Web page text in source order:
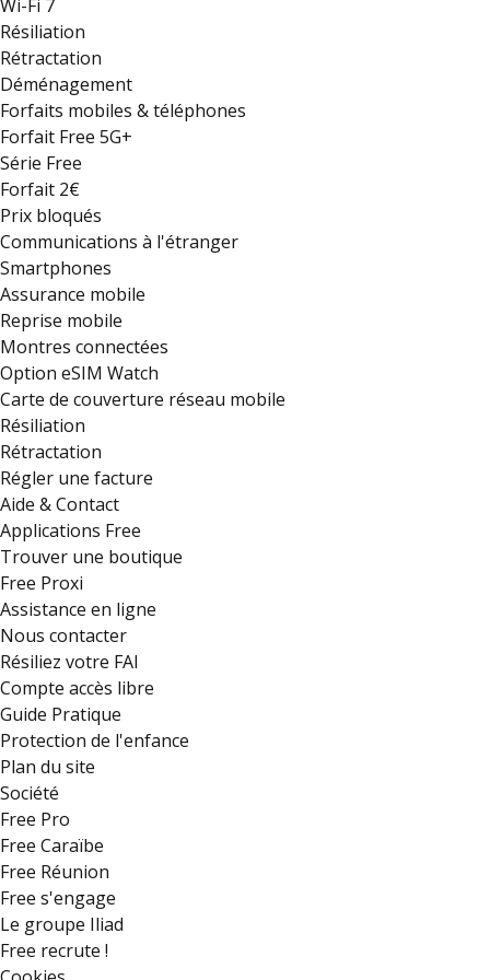
Wi-Fi 7
Résiliation
Rétractation
Déménagement
Forfaits mobiles & téléphones
Forfait Free 5G+
Série Free
Forfait 2€
Prix bloqués
Communications à l'étranger
Smartphones
Assurance mobile
Reprise mobile
Montres connectées
Option eSIM Watch
Carte de couverture réseau mobile
Résiliation
Rétractation
Régler une facture
Aide & Contact
Applications Free
Trouver une boutique
Free Proxi
Assistance en ligne
Nous contacter
Résiliez votre FAI
Compte accès libre
Guide Pratique
Protection de l'enfance
Plan du site
Société
Free Pro
Free Caraïbe
Free Réunion
Free s'engage
Le groupe Iliad
Free recrute !